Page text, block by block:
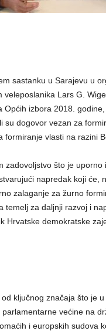
sastanku u Sarajevu u
veleposlanika Lars G.
Općih izbora 2018.
su dogovor vezan za
formiranje vlasti na razini
zadovoljstvo što je
napredak koji će,
zalaganje za žurno
temelj za daljnji razvoj i
Hrvatske demokratske
od ključnog značaja što je
parlamentarne većine na
i europskih sudova